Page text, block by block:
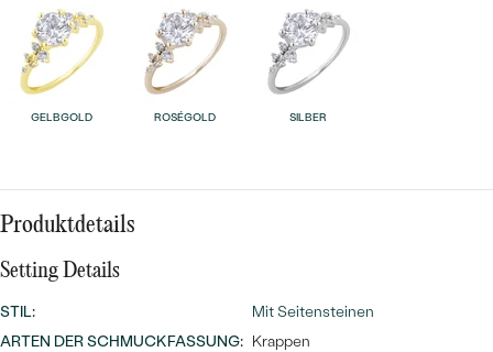
Wave Kollektion
NACH DER FARBE
NACH DER FORM
MASSGEFERTIGTER
Ohrrinnge
Personalisierte
Halsketten
Meistverkaufte
Ringe
GELBGOLD ROSÉGOLD SILBER
Produktdetails
Setting Details
STIL:
Mit Seitensteinen
ARTEN DER SCHMUCKFASSUNG: Krappen